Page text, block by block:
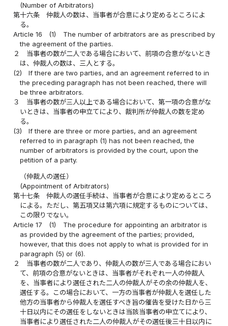
(Number of Arbitrators)
第十六条
仲裁人の数は、当事者が合意により定めるところによ
る。
Article 16
(1)
The number of arbitrators are as prescribed by
the agreement of the parties.
２
当事者の数が二人である場合において、前項の合意がないとき
は、仲裁人の数は、三人とする。
(2)
If there are two parties, and an agreement referred to in
the preceding paragraph has not been reached, there will
be three arbitrators.
３
当事者の数が三人以上である場合において、第一項の合意がな
いときは、当事者の申立てにより、裁判所が仲裁人の数を定め
る。
(3)
If there are three or more parties, and an agreement
referred to in paragraph (1) has not been reached, the
number of arbitrators is provided by the court, upon the
petition of a party.
（仲裁人の選任）
(Appointment of Arbitrators)
第十七条
仲裁人の選任手続は、当事者が合意により定めるところ
による。ただし、第五項又は第六項に規定するものについては、
この限りでない。
Article 17
(1)
The procedure for appointing an arbitrator is
as provided by the agreement of the parties; provided,
however, that this does not apply to what is provided for in
paragraph (5) or (6).
２
当事者の数が二人であり、仲裁人の数が三人である場合におい
て、前項の合意がないときは、当事者がそれぞれ一人の仲裁人
を、当事者により選任された二人の仲裁人がその余の仲裁人を、
選任する。この場合において、一方の当事者が仲裁人を選任した
他方の当事者から仲裁人を選任すべき旨の催告を受けた日から三
十日以内にその選任をしないときは当該当事者の申立てにより、
当事者により選任された二人の仲裁人がその選任後三十日以内に